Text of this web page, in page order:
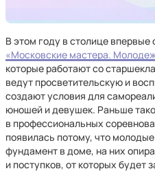
В этом году в столице впервые
«Московские мастера.
которые работают со
ведут просветительскую и
создают условия для
юношей и девушек. Раньше
в профессиональных
появилась потому, что
фундамент в доме, на них
и поступков, от которых будет